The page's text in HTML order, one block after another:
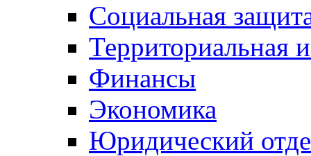
Социальная
Территориальная
Финансы
Экономика
Юридический